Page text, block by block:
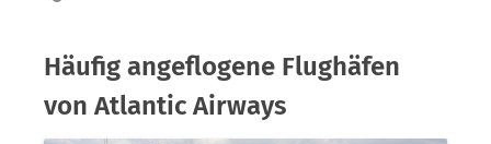
Häufig angeflogene Flughäfen
von Atlantic Airways